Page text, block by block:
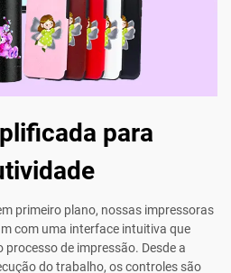
para
primeiro plano, nossas impressoras
com uma interface intuitiva que
de impressão. Desde a
do trabalho, os controles são